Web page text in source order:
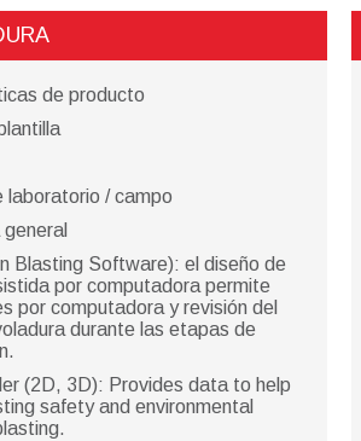
de producto
laboratorio / campo
Blasting Software): el diseño de
por computadora permite
por computadora y revisión del
durante las etapas de
(2D, 3D): Provides data to help
safety and environmental